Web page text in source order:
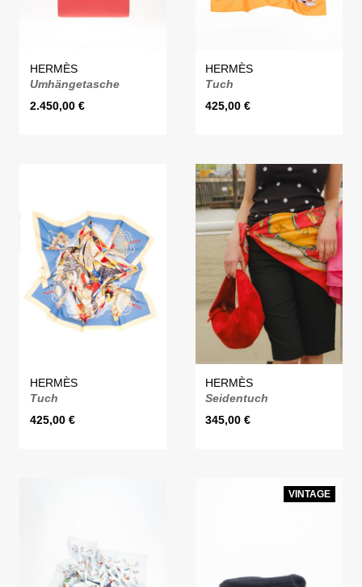
HERMÈS
Umhängetasche
2.450,00 €
HERMÈS
Tuch
425,00€
HERMÈS
Tuch
425,00 €
HERMÈS
Seidentuch
345,00€
VINTAGE